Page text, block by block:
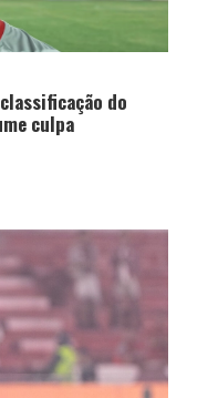
do
culpa